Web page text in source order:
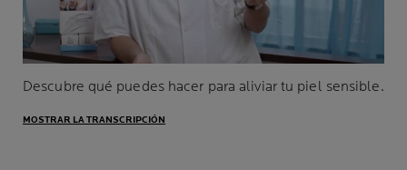
Descubre qué puedes hacer para aliviar tu piel sensible.
MOSTRAR LA TRANSCRIPCIÓN